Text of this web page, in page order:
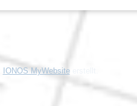
IONOS MyWebsiteerstellt.